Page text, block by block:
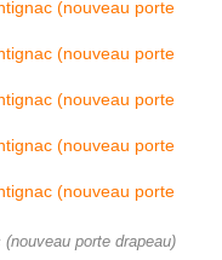
porte drapeau)